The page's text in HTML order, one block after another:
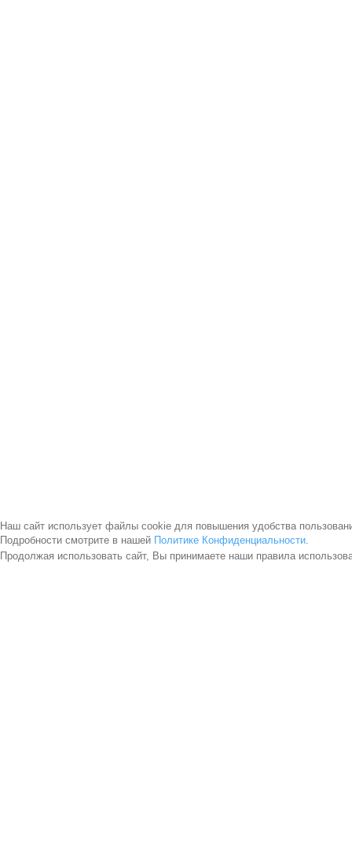
Наш сайт использует файлы cookie для повышения удобства
Подробности смотрите в нашей Политике Конфиденциальности.
Продолжая использовать сайт, Вы принимаете наши правила